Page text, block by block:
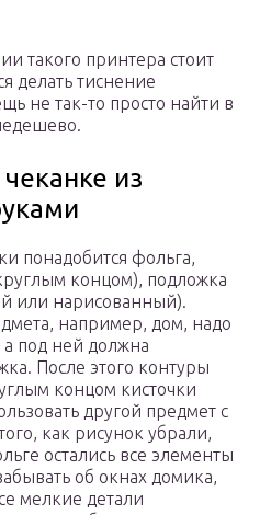
такого принтера стоит
делать тиснение
не так-то просто найти в
из
понадобится фольга,
концом), подложка
или нарисованный).
например, дом, надо
а под ней должна
После этого контуры
концом кисточки
другой предмет с
как рисунок убрали,
остались все элементы
об окнах домика,
мелкие детали